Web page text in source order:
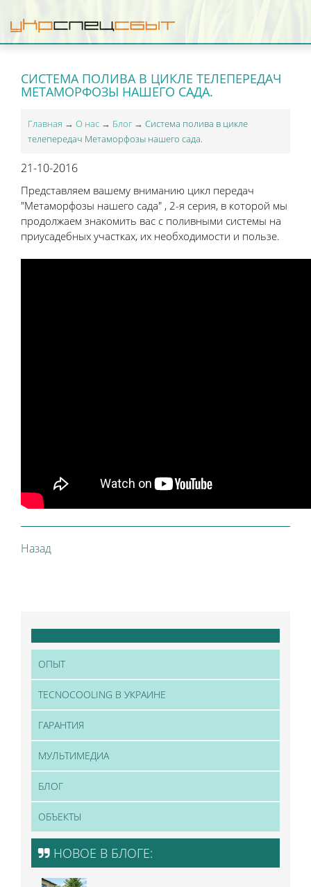
СИСТЕМА ПОЛИВА В ЦИКЛЕ ТЕЛЕПЕРЕДАЧ
МЕТАМОРФОЗЫ НАШЕГО САДА.
Главная → О нас → Блог→ Система полива в цикле
телепередач Метаморфозы нашего сада.
21-10-2016
Представляем вашему вниманию цикл передач
"Метаморфозы нашего сада" , 2-я серия, в которой мы
продолжаем знакомить вас с поливными системы на
приусадебных участках, их необходимости и пользе.
Назад
ОПЫТ
TECNOCOOLING В УКРАИНЕ
ГАРАНТИЯ
МУЛЬТИМЕДИА
БЛОГ
ОБЪЕКТЫ
НОВОЕ В БЛОГЕ: